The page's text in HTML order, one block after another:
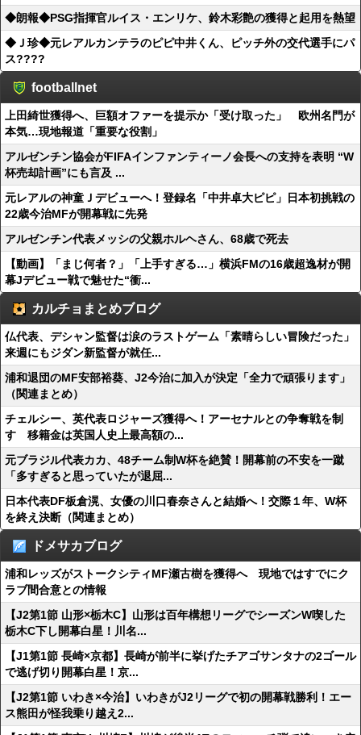
◆朗報◆PSG指揮官ルイス・エンリケ、鈴木彩艶の獲得と起用を熱望
◆Ｊ珍◆元レアルカンテラのピピ中井くん、ピッチ外の交代選手にパ
ス????
footballnet
上田綺世獲得へ、巨額オファーを提示か「受け取った」 欧州名門が
本気…現地報道「重要な役割」
アルゼンチン協会がFIFAインファンティーノ会長への支持を表明 “W
杯売却計画”にも言及 ...
元レアルの神童Ｊデビューへ！登録名「中井卓大ピピ」日本初挑戦の
22歳今治MFが開幕戦に先発
アルゼンチン代表メッシの父親ホルヘさん、68歳で死去
【動画】「まじ何者？」「上手すぎる…」横浜FMの16歳超逸材が開
幕Jデビュー戦で魅せた“衝...
カルチョまとめブログ
仏代表、デシャン監督は涙のラストゲーム「素晴らしい冒険だった」
来週にもジダン新監督が就任...
浦和退団のMF安部裕葵、J2今治に加入が決定「全力で頑張ります」
（関連まとめ）
チェルシー、英代表ロジャーズ獲得へ！アーセナルとの争奪戦を制
す 移籍金は英国人史上最高額の...
元ブラジル代表カカ、48チーム制W杯を絶賛！開幕前の不安を一蹴
「多すぎると思っていたが退屈...
日本代表DF板倉滉、女優の川口春奈さんと結婚へ！交際１年、W杯
を終え決断（関連まとめ）
ドメサカブログ
浦和レッズがストークシティMF瀬古樹を獲得へ 現地ではすでにク
ラブ間合意との情報
【J2第1節 山形×栃木C】山形は百年構想リーグでシーズンW喫した
栃木C下し開幕白星！川名...
【J1第1節 長崎×京都】長崎が前半に挙げたチアゴサンタナの2ゴール
で逃げ切り開幕白星！京...
【J2第1節 いわき×今治】いわきがJ2リーグで初の開幕戦勝利！エー
ス熊田が怪我乗り越え2...